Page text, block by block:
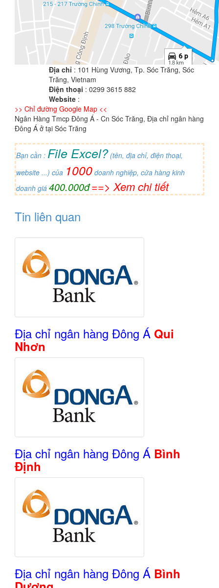
Địa chỉ : 101 Hùng Vương, Tp. Sóc Trăng, Sóc
Trăng, Vietnam
Điện thoại : 0299 3615 882
Website :
>> Chỉ đường Google Map <<
Ngân Hàng Tmcp Đông Á - Cn Sóc Trăng, Địa chỉ ngân hàng
Đông Á ở tại Sóc Trăng
Bạn cần : File Excel? (tên, địa chỉ, điện thoại,
website ...) của 1000 doanh nghiệp, cửa hàng kinh
doanh giá 400.000đ==> Xem chi tiết
Tin liên quan
Địa chỉ ngân hàng Đông Á Qui
Nhơn
Địa chỉ ngân hàng Đông Á Bình
Định
Địa chỉ ngân hàng Đông Á Bình